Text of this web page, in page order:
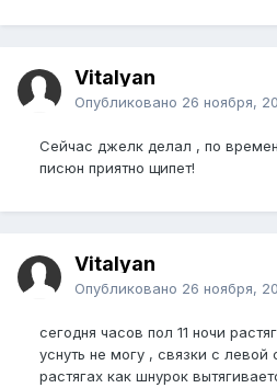
Vitalyan
Опубликовано 26 ноября,
Сейчас джелк делал , по
писюн приятно щипет!
Vitalyan
Опубликовано 26 ноября,
сегодня часов пол 11 ночи
уснуть не могу , связки с левой
растягах как шнурок